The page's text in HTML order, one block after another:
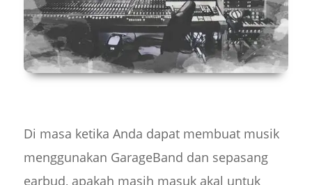
Di masa ketika Anda dapat membuat musik
menggunakan GarageBand dan sepasang
earbud, apakah masih masuk akal untuk